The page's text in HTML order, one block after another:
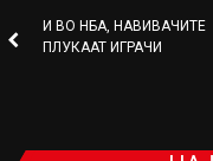
И ВО НБА, НАВИВАЧИТЕ
ПЛУКААТ ИГРАЧИ